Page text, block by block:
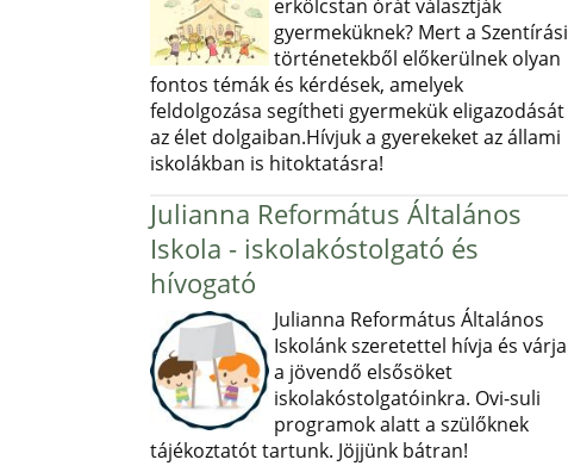
erkölcstan órát választják
gyermeküknek? Mert a Szentírási
történetekből előkerülnek olyan
fontos témák és kérdések, amelyek
feldolgozása segítheti gyermekük eligazodását
az élet dolgaiban.Hívjuk a gyerekeket az állami
iskolákban is hitoktatásra!
Julianna Református Általános
Iskola - iskolakóstolgató és
hívogató
Julianna Református Általános
Iskolánk szeretettel hívja és várja
a jövendő elsősöket
iskolakóstolgatóinkra. Ovi-suli
programok alatt a szülőknek
tájékoztatót tartunk. Jöjjünk bátran!